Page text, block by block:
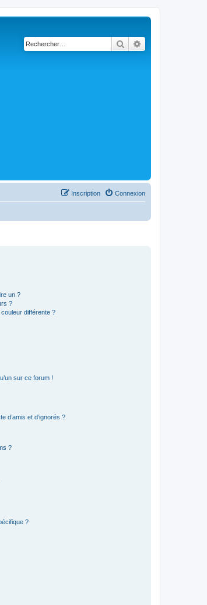
Rechercher
Connexion
Inscription
un ?
?
différente ?
sur ce forum !
d’amis et d’ignorés ?
?
?